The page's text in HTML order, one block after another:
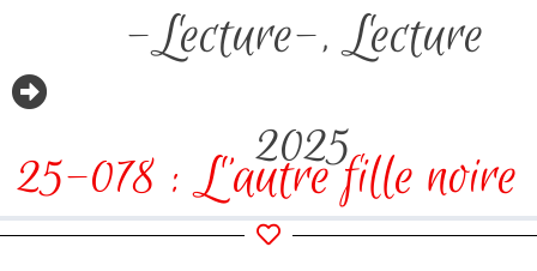
-Lecture-,Lecture
2025
25-078 : L’autre fille noire